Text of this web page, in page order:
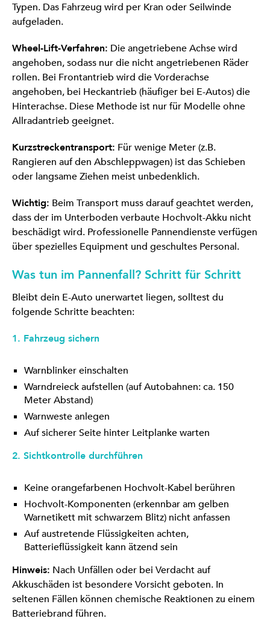
Typen. Das Fahrzeug wird per Kran oder Seilwinde
aufgeladen.
Wheel-Lift-Verfahren: Die angetriebene Achse wird
angehoben, sodass nur die nicht angetriebenen Räder
rollen. Bei Frontantrieb wird die Vorderachse
angehoben, bei Heckantrieb (häufiger bei E-Autos) die
Hinterachse. Diese Methode ist nur für Modelle ohne
Allradantrieb geeignet.
Kurzstreckentransport: Für wenige Meter (z.B.
Rangieren auf den Abschleppwagen) ist das Schieben
oder langsame Ziehen meist unbedenklich.
Wichtig: Beim Transport muss darauf geachtet werden,
dass der im Unterboden verbaute Hochvolt-Akku nicht
beschädigt wird. Professionelle Pannendienste verfügen
über spezielles Equipment und geschultes Personal.
Was tun im Pannenfall? Schritt für Schritt
Bleibt dein E-Auto unerwartet liegen, solltest du
folgende Schritte beachten:
1. Fahrzeug sichern
Warnblinker einschalten
Warndreieck aufstellen (auf Autobahnen: ca. 150
Meter Abstand)
Warnweste anlegen
Auf sicherer Seite hinter Leitplanke warten
2. Sichtkontrolle durchführen
Keine orangefarbenen Hochvolt-Kabel berühren
Hochvolt-Komponenten (erkennbar am gelben
Warnetikett mit schwarzem Blitz) nicht anfassen
Auf austretende Flüssigkeiten achten,
Batterieflüssigkeit kann ätzend sein
Hinweis: Nach Unfällen oder bei Verdacht auf
Akkuschäden ist besondere Vorsicht geboten. In
seltenen Fällen können chemische Reaktionen zu einem
Batteriebrand führen.